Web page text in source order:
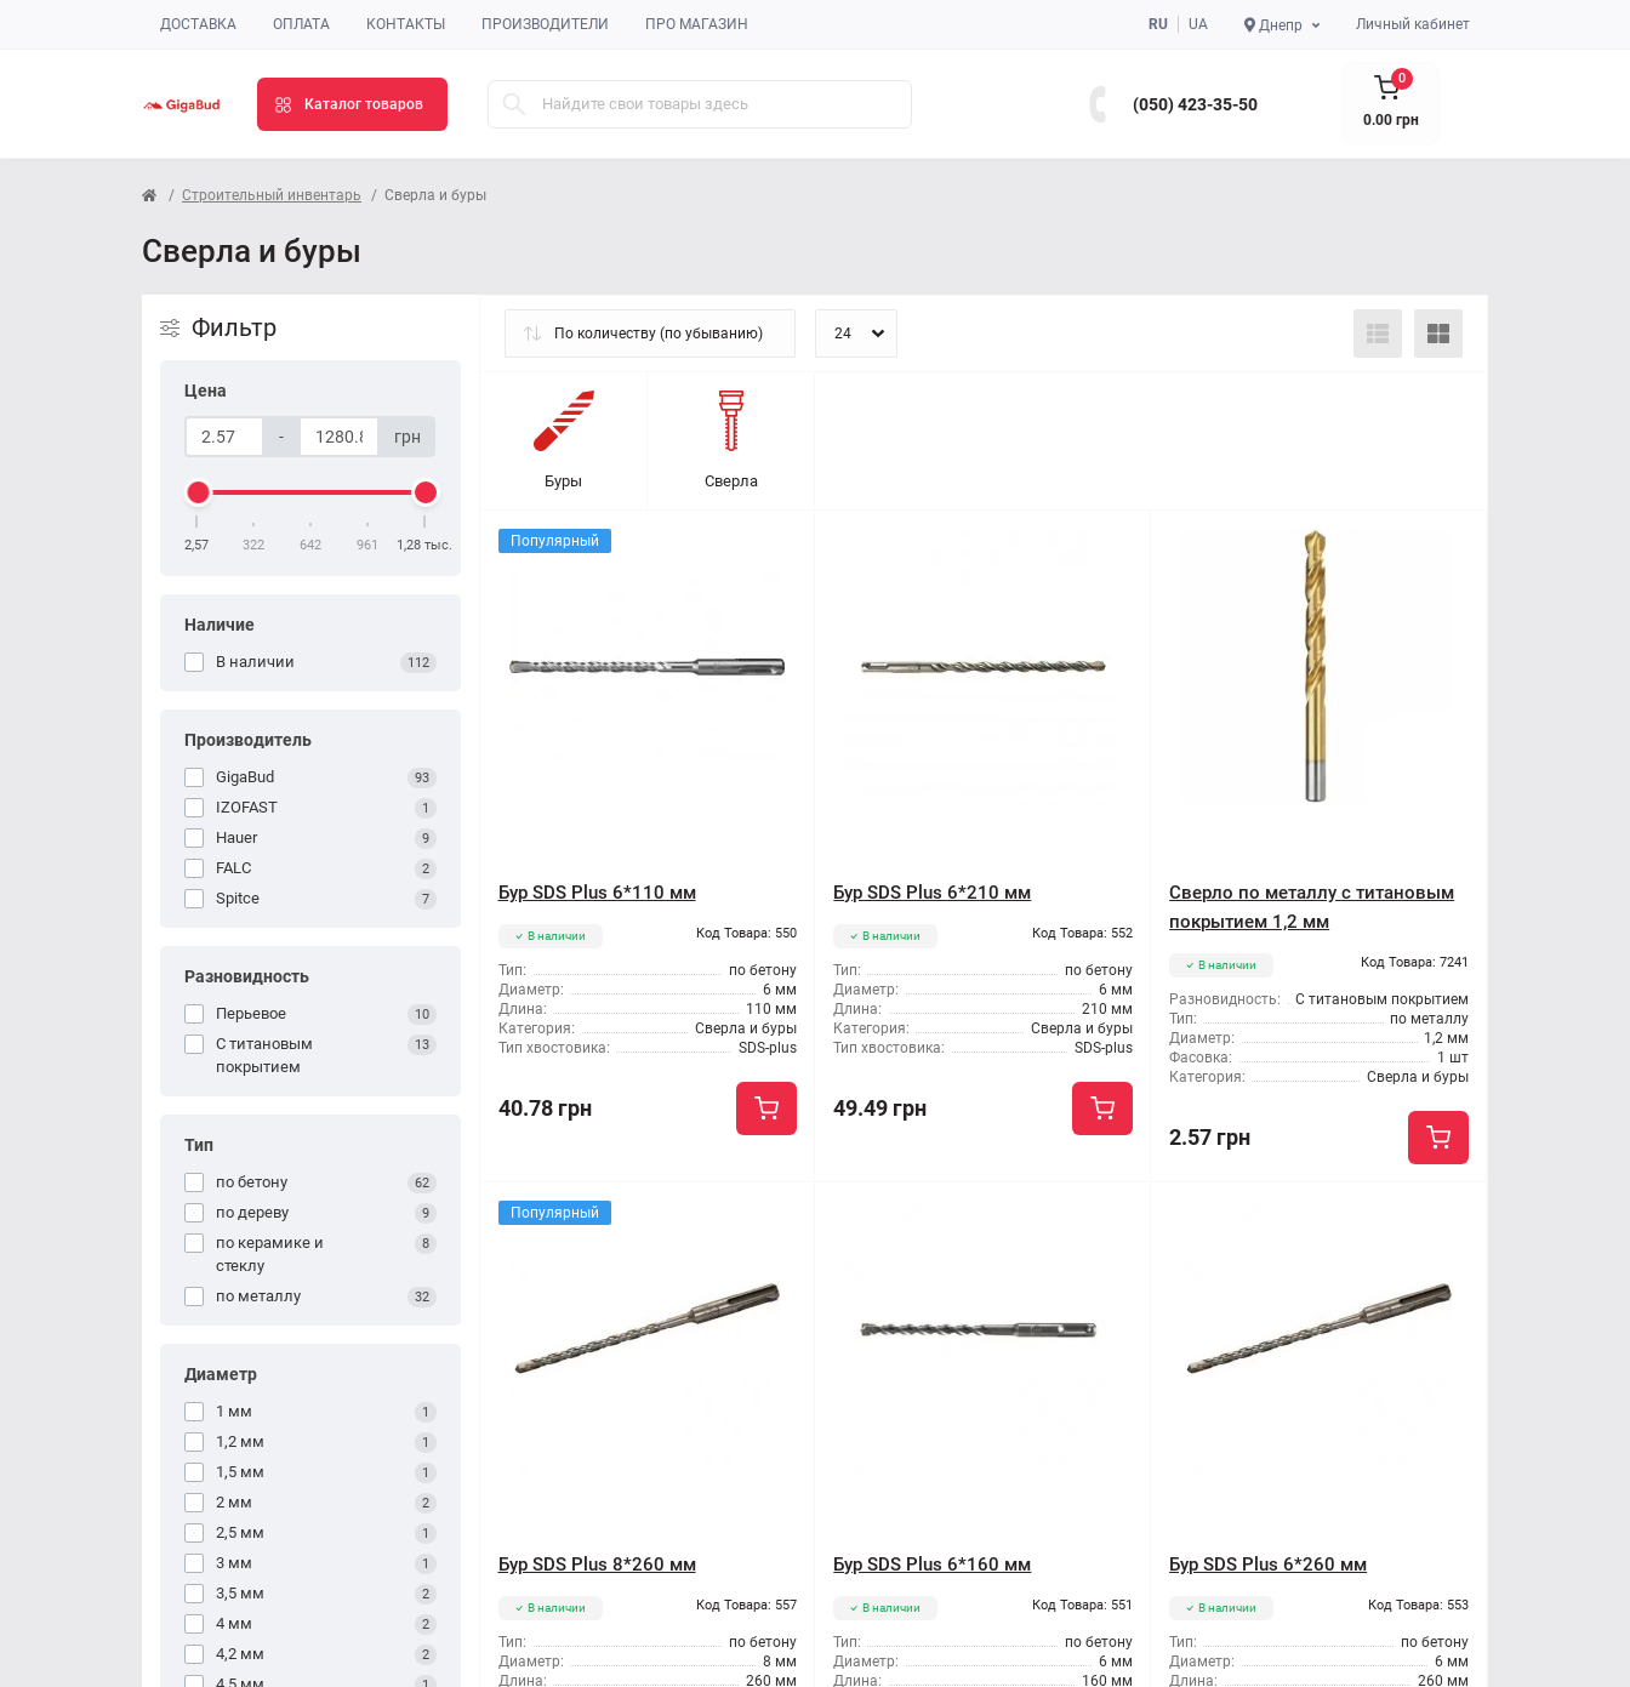
ДОСТАВКА ОПЛАТА КОНТАКТЫ ПРОИЗВОДИТЕЛИ ПРО МАГАЗИН RU UA Днепр Личный кабинет
Каталог товаров (050) 423-35-50
0
0.00 грн
Строительный инвентарь Сверла и буры
Сверла и буры
Фильтр
Цена
- грн
2,57 322 642 961 1,28 тыс.
Наличие
В наличии 112
Производитель
GigaBud 93
IZOFAST 1
Hauer 9
FALС 2
Spitce 7
Разновидность
Перьевое 10
С титановым
покрытием
13
Тип
по бетону 62
по дереву 9
по керамике и
стеклу
8
по металлу 32
Диаметр
1 мм 1
1,2 мм 1
1,5 мм 1
2 мм 2
2,5 мм 1
3 мм 1
3,5 мм 2
4 мм 2
4,2 мм 2
Буры Сверла
Популярный
Бур SDS Plus 6*110 мм
В наличии Код Товара: 550
Тип:
по бетону
Диаметр:
6 мм
Длина:
110 мм
Категория:
Сверла и буры
Тип хвостовика:
SDS-plus
40.78 грн
Бур SDS Plus 6*210 мм
В наличии Код Товара: 552
Тип:
по бетону
Диаметр:
6 мм
Длина:
210 мм
Категория:
Сверла и буры
Тип хвостовика:
SDS-plus
49.49 грн
Сверло по металлу с титановым
покрытием 1,2 мм
В наличии Код Товара: 7241
Разновидность:
С титановым покрытием
Тип:
по металлу
Диаметр:
1,2 мм
Фасовка:
1 шт
Категория:
Сверла и буры
2.57 грн
Популярный
Бур SDS Plus 8*260 мм
В наличии Код Товара: 557
Тип:
по бетону
Диаметр:
8 мм
Длина:
260 мм
Бур SDS Plus 6*160 мм
В наличии Код Товара: 551
Тип:
по бетону
Диаметр:
6 мм
Длина:
160 мм
Бур SDS Plus 6*260 мм
В наличии Код Товара: 553
Тип:
по бетону
Диаметр:
6 мм
Длина:
260 мм